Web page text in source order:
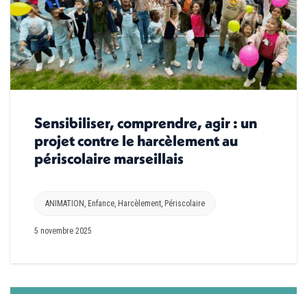
Sensibiliser, comprendre, agir : un
projet contre le harcèlement au
périscolaire marseillais
ANIMATION , Enfance, Harcèlement, Périscolaire
5 novembre 2025